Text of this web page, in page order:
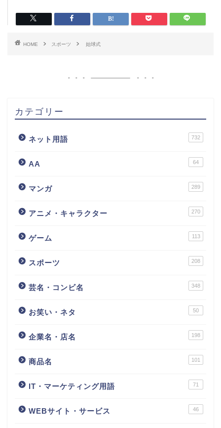
HOME スポーツ 始球式
カテゴリー
ネット用語 732
AA 64
マンガ 289
アニメ・キャラクター 270
ゲーム 113
スポーツ 208
芸名・コンビ名 348
お笑い・ネタ 50
企業名・店名 198
商品名 101
IT・マーケティング用語 71
WEBサイト・サービス 46